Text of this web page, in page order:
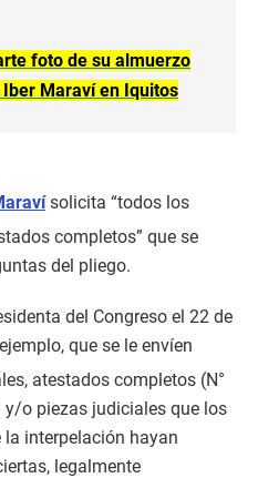
foto de su almuerzo
Maraví en Iquitos
solicita “todos los
completos” que se
del pliego.
del Congreso el 22 de
que se le envíen
atestados completos (N°
y/o piezas judiciales que los
interpelación hayan
legalmente